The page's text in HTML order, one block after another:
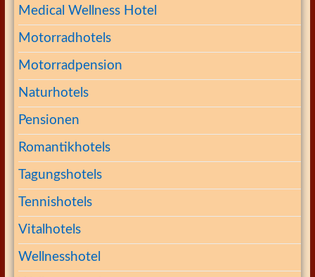
Medical Wellness Hotel
Motorradhotels
Motorradpension
Naturhotels
Pensionen
Romantikhotels
Tagungshotels
Tennishotels
Vitalhotels
Wellnesshotel